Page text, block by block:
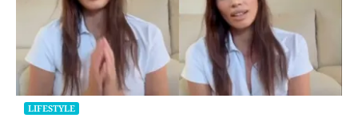
LIFESTYLE